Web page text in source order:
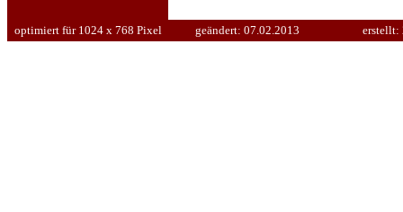
optimiert für 1024 x 768 Pixel geändert: 07.02.2013 erstellt: